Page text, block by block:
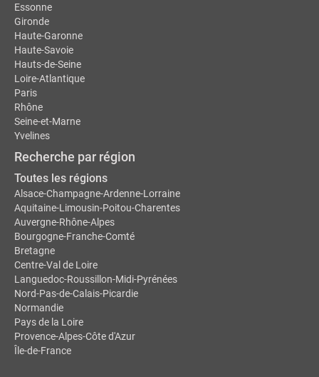
Essonne
Gironde
Haute-Garonne
Haute-Savoie
Hauts-de-Seine
Loire-Atlantique
Paris
Rhône
Seine-et-Marne
Yvelines
Recherche par région
Toutes les régions
Alsace-Champagne-Ardenne-Lorraine
Aquitaine-Limousin-Poitou-Charentes
Auvergne-Rhône-Alpes
Bourgogne-Franche-Comté
Bretagne
Centre-Val de Loire
Languedoc-Roussillon-Midi-Pyrénées
Nord-Pas-de-Calais-Picardie
Normandie
Pays de la Loire
Provence-Alpes-Côte d'Azur
Île-de-France